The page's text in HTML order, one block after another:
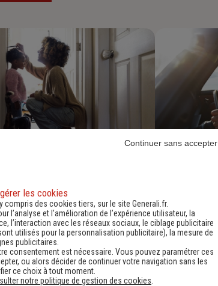
Découvrir
les cookies
compris des cookies tiers, sur le site Generali.fr.
l’analyse et l'amélioration de l’expérience utilisateur, la
l’interaction avec les réseaux sociaux, le ciblage publicitaire
utilisés pour la personnalisation publicitaire), la mesure de
publicitaires.
consentement est nécessaire. Vous pouvez paramétrer ces
ou alors décider de continuer votre navigation sans les
ce choix à tout moment.
notre politique de gestion des cookies
Continuer sans accepter